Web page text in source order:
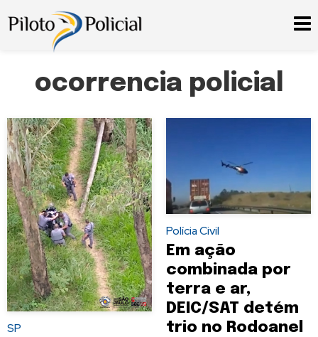
ocorrencia policial
SP
Polícia Civil
Em ação
combinada por
terra e ar,
DEIC/SAT detém
trio no Rodoanel